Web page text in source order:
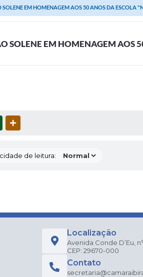
SOLENE EM HOMENAGEM AOS 50 ANOS DA ESCOLA
SOLENE EM HOMENAGEM AOS
WHATSAPP
de leitura:
Localização
Avenida Conde D’Eu,
CEP: 29670-000
Contato